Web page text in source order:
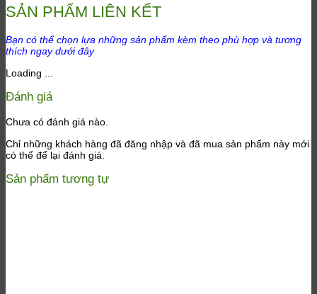
SẢN PHẨM LIÊN KẾT
Bạn có thể chọn lựa những sản phẩm kèm theo phù hợp và tương
thích ngay dưới đây
Loading ...
Đánh giá
Chưa có đánh giá nào.
Chỉ những khách hàng đã đăng nhập và đã mua sản phẩm này mới
có thể để lại đánh giá.
Sản phẩm tương tự